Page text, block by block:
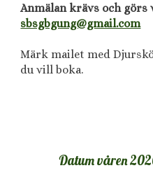
Anmälan krävs och
sbsgbgung@gmail.com
Märk mailet med
du vill boka.
Datumvåren